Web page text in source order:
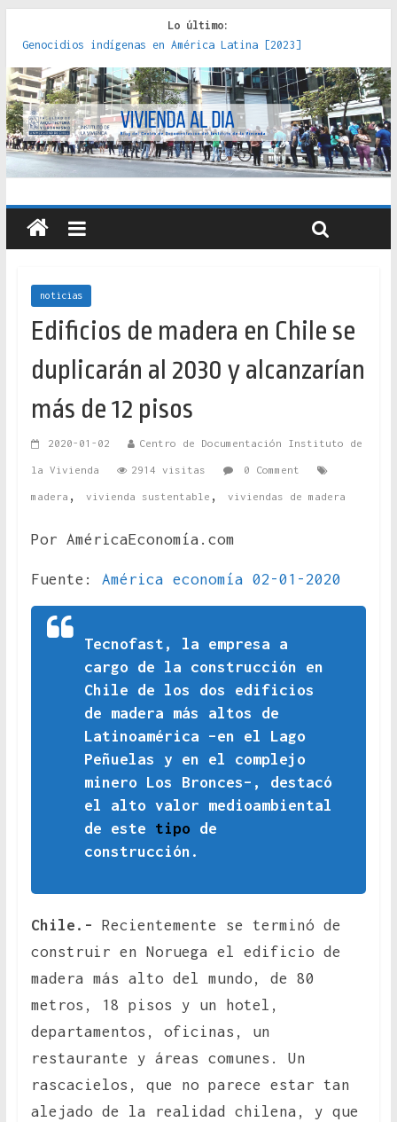
Lo último:
Genocidios indígenas en América Latina [2023]
Estudios sobre la espacialización de los Estados :
políticas, prácticas y representaciones [2022]
Donde el pedernal choca con el acero : hacia una teoría
crítica de las fronteras latinoamericanas [2020]
Criterios técnicos para una vivienda adecuada [2019]
Red de consultorios de la Caja del Seguro Obrero en
Santiago : un patrimonio emblemático [2014]
noticias
Edificios de madera en Chile se
duplicarán al 2030 y alcanzarían
más de 12 pisos
2020-01-02 Centro de Documentación Instituto de
la Vivienda 2914 visitas 0 Comment
madera , vivienda sustentable , viviendas de madera
Por AméricaEconomía.com
Fuente: América economía 02-01-2020
Tecnofast, la empresa a
cargo de la construcción en
Chile de los dos edificios
de madera más altos de
Latinoamérica –en el Lago
Peñuelas y en el complejo
minero Los Bronces–, destacó
el alto valor medioambiental
de este tipo de
construcción.
Chile.- Recientemente se terminó de
construir en Noruega el edificio de
madera más alto del mundo, de 80
metros, 18 pisos y un hotel,
departamentos, oficinas, un
restaurante y áreas comunes. Un
rascacielos, que no parece estar tan
alejado de la realidad chilena, y que